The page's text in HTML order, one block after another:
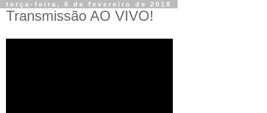
terça-feira, 6 de fevereiro de 2018
Transmissão AO VIVO!